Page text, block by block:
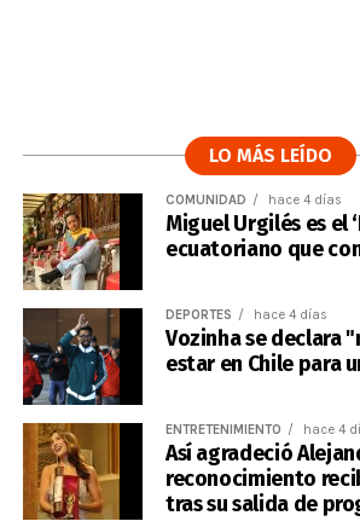
LO MÁS LEÍDO
COMUNIDAD hace 4 días
Miguel Urgilés es el
ecuatoriano que
DEPORTES hace 4 días
Vozinha se declara
estar en Chile para
ENTRETENIMIENTO hace 4
Así agradeció
reconocimiento
tras su salida de